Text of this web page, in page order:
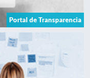
Portal de Transparencia